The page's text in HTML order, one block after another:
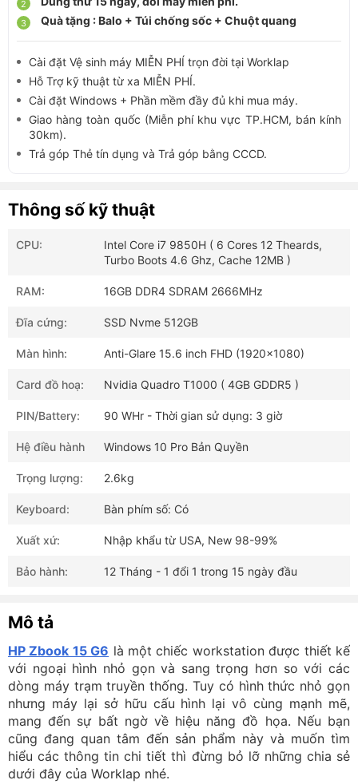
Quà tặng : Balo + Túi chống sốc + Chuột quang
Cài đặt Vệ sinh máy MIỄN PHÍ trọn đời tại Worklap
Hỗ Trợ kỹ thuật từ xa MIỄN PHÍ.
Cài đặt Windows + Phần mềm đầy đủ khi mua máy.
Giao hàng toàn quốc (Miễn phí khu vực TP.HCM, bán kính
30km).
Trả góp Thẻ tín dụng và Trả góp bằng CCCD.
Mô tả
HP Zbook 15 G6 là một chiếc workstation được thiết kế
với ngoại hình nhỏ gọn và sang trọng hơn so với các
dòng máy trạm truyền thống. Tuy có hình thức nhỏ gọn
nhưng máy lại sở hữu cấu hình lại vô cùng mạnh mẽ,
mang đến sự bất ngờ về hiệu năng đồ họa. Nếu bạn
cũng đang quan tâm đến sản phẩm này và muốn tìm
hiểu các thông tin chi tiết thì đừng bỏ lỡ những chia sẻ
dưới đây của Worklap nhé.
Thông số kỹ thuật
CPU:
Intel Core i7 9850H ( 6 Cores 12 Theards,
Turbo Boots 4.6 Ghz, Cache 12MB )
RAM: 16GB DDR4 SDRAM 2666MHz
Đĩa cứng: SSD Nvme 512GB
Màn hình: Anti-Glare 15.6 inch FHD (1920x1080)
Card đồ hoạ: Nvidia Quadro T1000 ( 4GB GDDR5 )
PIN/Battery: 90 WHr - Thời gian sử dụng: 3 giờ
Hệ điều hành Windows 10 Pro Bản Quyền
Trọng lượng: 2.6kg
Keyboard: Bàn phím số: Có
Xuất xứ: Nhập khẩu từ USA, New 98-99%
Bảo hành: 12 Tháng - 1 đổi 1 trong 15 ngày đầu